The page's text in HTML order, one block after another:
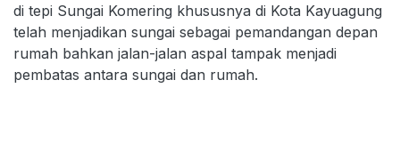
di tepi Sungai Komering khususnya di Kota Kayuagung
telah menjadikan sungai sebagai pemandangan depan
rumah bahkan jalan-jalan aspal tampak menjadi
pembatas antara sungai dan rumah.